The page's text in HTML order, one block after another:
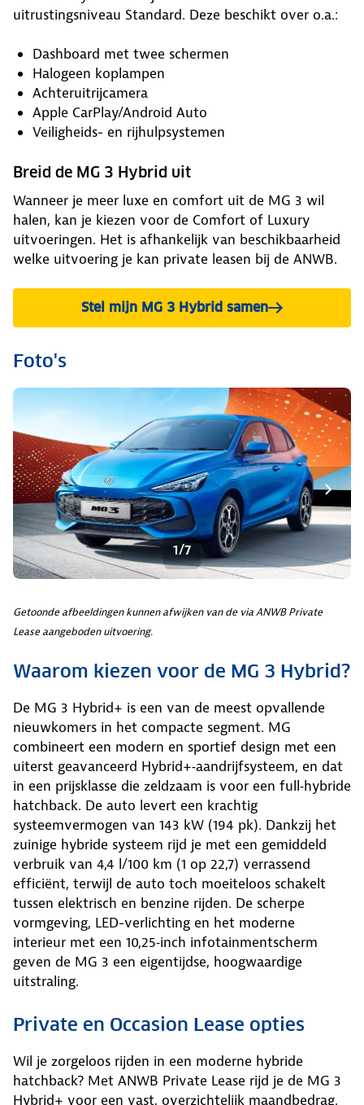
uitrustingsniveau Standard. Deze beschikt over o.a.:
Dashboard met twee schermen
Halogeen koplampen
Achteruitrijcamera
Apple CarPlay/Android Auto
Veiligheids- en rijhulpsystemen
Breid de MG 3 Hybrid uit
Wanneer je meer luxe en comfort uit de MG 3 wil
halen, kan je kiezen voor de Comfort of Luxury
uitvoeringen. Het is afhankelijk van beschikbaarheid
welke uitvoering je kan private leasen bij de ANWB.
Stel mijn MG 3 Hybrid samen
Foto's
1/7
Getoonde afbeeldingen kunnen afwijken van de via ANWB Private
Lease aangeboden uitvoering.
Waarom kiezen voor de MG 3 Hybrid?
De MG 3 Hybrid+ is een van de meest opvallende
nieuwkomers in het compacte segment. MG
combineert een modern en sportief design met een
uiterst geavanceerd Hybrid+‑aandrijfsysteem, en dat
in een prijsklasse die zeldzaam is voor een full‑hybride
hatchback. De auto levert een krachtig
systeemvermogen van 143 kW (194 pk). Dankzij het
zuinige hybride systeem rijd je met een gemiddeld
verbruik van 4,4 l/100 km (1 op 22,7) verrassend
efficiënt, terwijl de auto toch moeiteloos schakelt
tussen elektrisch en benzine rijden. De scherpe
vormgeving, LED-verlichting en het moderne
interieur met een 10,25‑inch infotainmentscherm
geven de MG 3 een eigentijdse, hoogwaardige
uitstraling.
Private en Occasion Lease opties
Wil je zorgeloos rijden in een moderne hybride
hatchback? Met ANWB Private Lease rijd je de MG 3
Hybrid+ voor een vast, overzichtelijk maandbedrag.